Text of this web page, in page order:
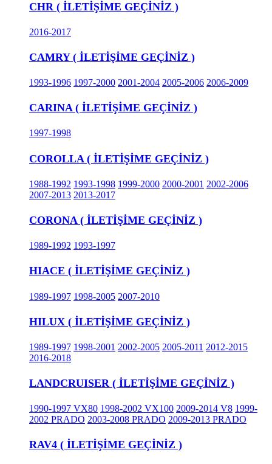
CHR ( İLETİŞİME GEÇİNİZ )
2016-2017
CAMRY ( İLETİŞİME GEÇİNİZ )
1993-1996 1997-2000 2001-2004 2005-2006 2006-2009
CARINA ( İLETİŞİME GEÇİNİZ )
1997-1998
COROLLA ( İLETİŞİME GEÇİNİZ )
1988-1992 1993-1998 1999-2000 2000-2001 2002-2006
2007-2013 2013-2017
CORONA ( İLETİŞİME GEÇİNİZ )
1989-1992 1993-1997
HIACE ( İLETİŞİME GEÇİNİZ )
1989-1997 1998-2005 2007-2010
HILUX ( İLETİŞİME GEÇİNİZ )
1989-1997 1998-2001 2002-2005 2005-2011 2012-2015
2016-2018
LANDCRUISER ( İLETİŞİME GEÇİNİZ )
1990-1997 VX80 1998-2002 VX100 2009-2014 V8 1999-
2002 PRADO 2003-2008 PRADO 2009-2013 PRADO
RAV4 ( İLETİŞİME GEÇİNİZ )